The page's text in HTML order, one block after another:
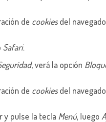
de cookiesdel
Safari.
, verá la opción
de cookiesdel
y pulse la tecla Menú, luego